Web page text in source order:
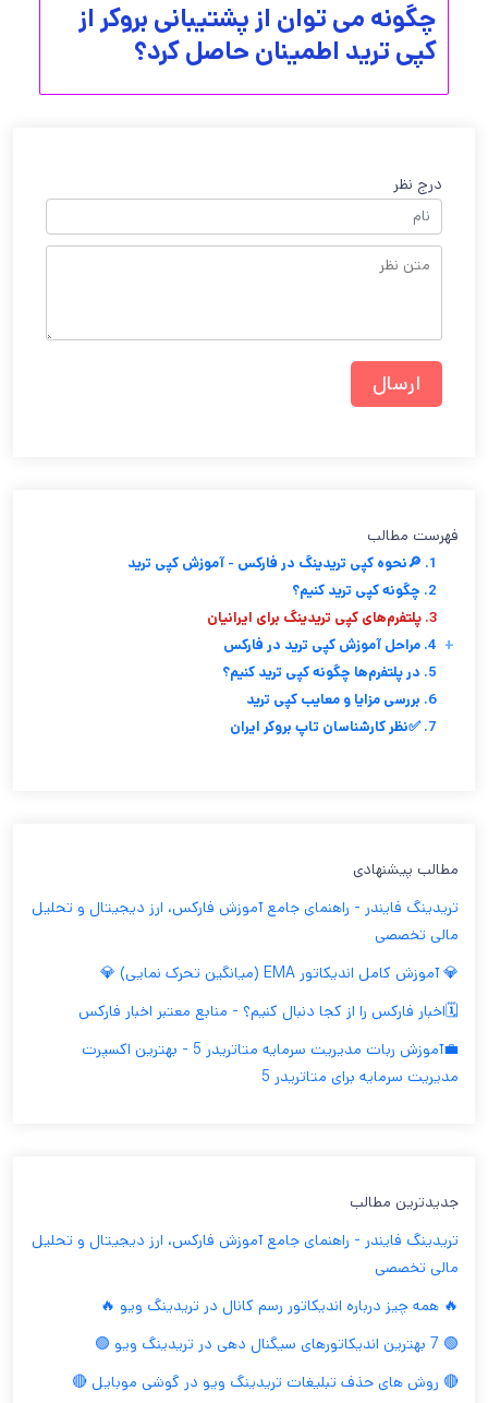
چگونه می توان از پشتیبانی بروکر از
کپی ترید اطمینان حاصل کرد؟
درج نظر
فهرست مطالب
1. 🔎نحوه کپی تریدینگ در فارکس - آموزش کپی ترید
2. چگونه کپی ترید کنیم؟
3. پلتفرم‌های کپی تریدینگ برای ایرانیان
4. مراحل آموزش کپی ترید در فارکس +
5. در پلتفرم‌ها چگونه کپی ترید کنیم؟
6. بررسی مزایا و معایب کپی ترید
7. ✅نظر کارشناسان تاپ بروکر ایران
مطالب پیشنهادی
تریدینگ فایندر - راهنمای جامع آموزش فارکس، ارز دیجیتال و تحلیل
مالی تخصصی
💎 آموزش کامل اندیکاتور EMA (میانگین تحرک نمایی) 💎
🗓️اخبار فارکس را از کجا دنبال کنیم؟ - منابع معتبر اخبار فارکس
💼آموزش ربات مدیریت سرمایه متاتریدر 5 - بهترین اکسپرت
مدیریت سرمایه برای متاتریدر 5
جدیدترین مطالب
تریدینگ فایندر - راهنمای جامع آموزش فارکس، ارز دیجیتال و تحلیل
مالی تخصصی
🔥 همه چیز درباره اندیکاتور رسم کانال در تریدینگ ویو 🔥
🟢 7 بهترین اندیکاتورهای سیگنال دهی در تریدینگ ویو 🟢
🔴 روش های حذف تبلیغات تریدینگ ویو در گوشی موبایل 🔴